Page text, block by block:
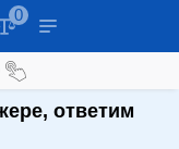
0
ответим